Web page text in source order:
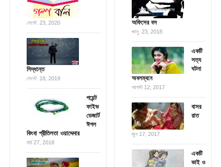
সেপ্টে. 23, 2020
সিদ্ধান্ত
সেপ্টে. 18, 2019
পয়েন্ট
ফাইভ
ডেজার্ট
ঈগল
কিংবা প্রীতিলতা ওয়াদ্দেদার
মার্চ 27, 2018
অফিসের বস
জানু. 23, 2018
একটি
সত্য
ঘটনা
অবলম্বনে
আগস্ট 12, 2017
বাসর
রাত
জুন 17, 2017
একটি
ভাই ও